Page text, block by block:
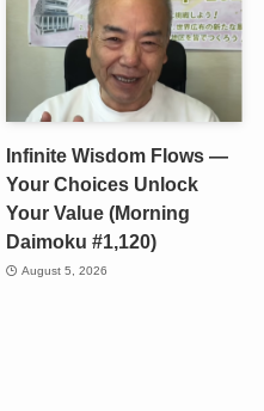
Infinite Wisdom Flows —
Your Choices Unlock
Your Value (Morning
Daimoku #1,120)
August 5, 2026